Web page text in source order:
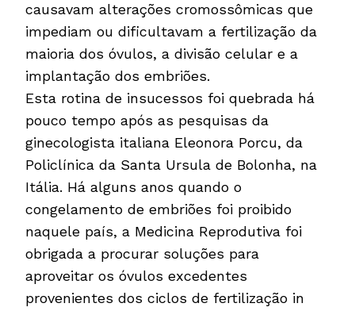
causavam alterações cromossômicas que
impediam ou dificultavam a fertilização da
maioria dos óvulos, a divisão celular e a
implantação dos embriões.
Esta rotina de insucessos foi quebrada há
pouco tempo após as pesquisas da
ginecologista italiana Eleonora Porcu, da
Policlínica da Santa Ursula de Bolonha, na
Itália. Há alguns anos quando o
congelamento de embriões foi proibido
naquele país, a Medicina Reprodutiva foi
obrigada a procurar soluções para
aproveitar os óvulos excedentes
provenientes dos ciclos de fertilização in